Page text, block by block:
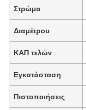
Στρώμα
Διαμέτρου
ΚΑΠ τελών
Εγκατάσταση
Πιστοποιήσεις